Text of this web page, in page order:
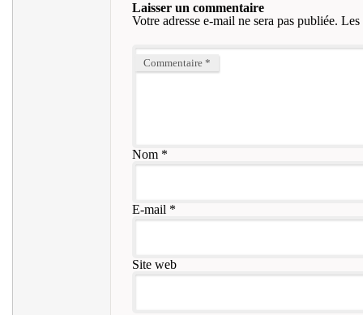
Laisser un commentaire
Votre adresse e-mail ne sera pas publiée. Les
Commentaire *
Nom*
E-mail *
Site web